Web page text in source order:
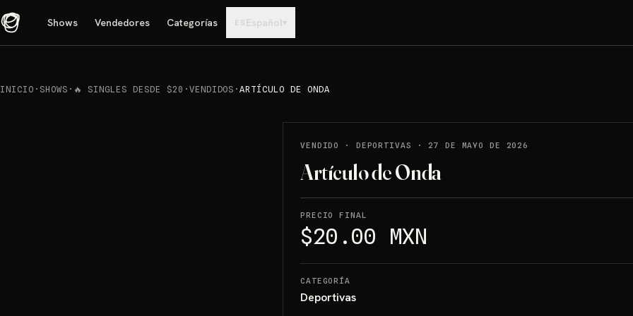
Shows Vendedores Categorías ES Español▾
INICIO · SHOWS · 🔥 SINGLES DESDE $20 · VENDIDOS ·ARTÍCULO DE ONDA
VENDIDO · DEPORTIVAS ·27 DE MAYO DE 2026
Artículo de Onda
PRECIO FINAL
$20.00 MXN
CATEGORÍA
Deportivas